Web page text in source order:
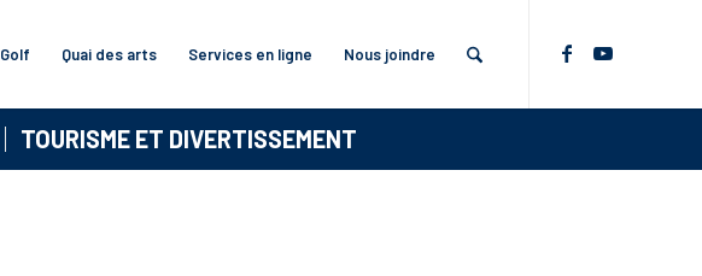
Golf Quai des arts Services en ligne Nous joindre
TOURISME ET DIVERTISSEMENT